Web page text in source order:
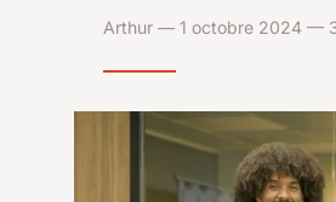
Arthur — 1 octobre 2024 —